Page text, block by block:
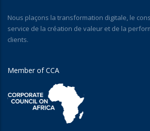
Nous plaçons la transformation digitale, le
service de la création de valeur et de la
clients.
Member of CCA